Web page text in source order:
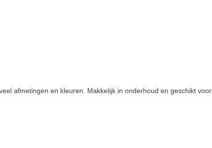
afmetingen en kleuren. Makkelijk in onderhoud en geschikt voor